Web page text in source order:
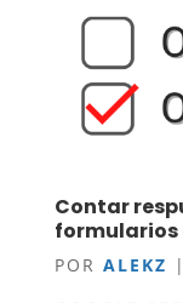
Contar
formularios
POR ALEKZ |